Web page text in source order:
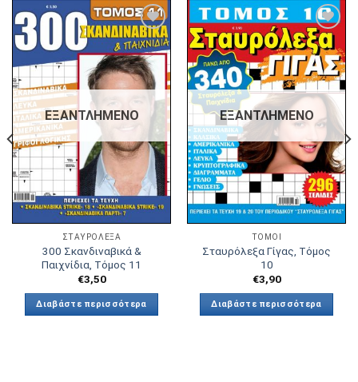
Πρόσθήκη
στην λίστα
επιθυμιών
ΕΞΑΝΤΛΗΜΈΝΟ
ΣΤΑΥΡΟΛΕΞΑ
300 Σκανδιναβικά &
Παιχνίδια, Τόμος 11
€3,50
Διαβάστε περισσότερα
Πρόσθήκη
στην λίστα
επιθυμιών
ΕΞΑΝΤΛΗΜΈΝΟ
ΤΟΜΟΙ
Σταυρόλεξα Γίγας, Τόμος
10
€3,90
Διαβάστε περισσότερα